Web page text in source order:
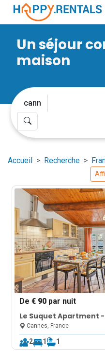
Un séjour
maison
Accueil Recherche
De€ 90 par nuit
Le Suquet Apartment
Cannes, France
2 1 1